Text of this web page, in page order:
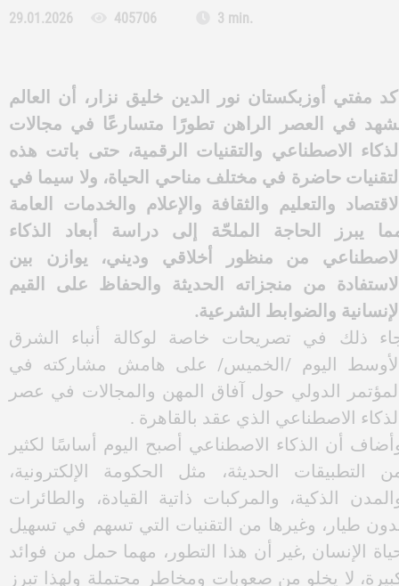
29.01.2026 405706 3 min.
مفتي أوزبكستان نور الدين خليق نزار، أن العالم
في العصر الراهن تطورًا متسارعًا في مجالات
الاصطناعي والتقنيات الرقمية، حتى باتت هذه
حاضرة في مختلف مناحي الحياة، ولا سيما في
والتعليم والثقافة والإعلام والخدمات العامة
يبرز الحاجة الملحّة إلى دراسة أبعاد الذكاء
من منظور أخلاقي وديني، يوازن بين
من منجزاته الحديثة والحفاظ على القيم
والضوابط الشرعية.
ذلك في تصريحات خاصة لوكالة أنباء الشرق